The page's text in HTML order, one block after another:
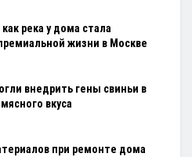
река у дома стала
жизни в Москве
внедрить гены свиньи в
вкуса
при ремонте дома